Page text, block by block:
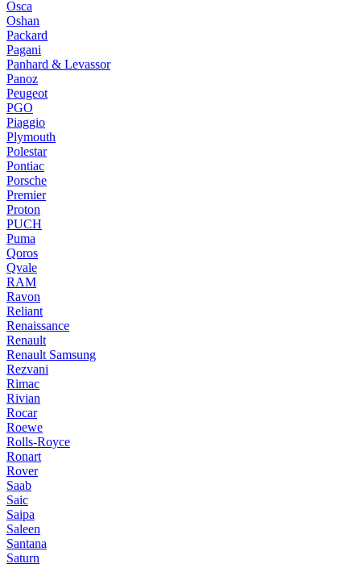
Osca
Oshan
Packard
Pagani
Panhard & Levassor
Panoz
Peugeot
PGO
Piaggio
Plymouth
Polestar
Pontiac
Porsche
Premier
Proton
PUCH
Puma
Qoros
Qvale
RAM
Ravon
Reliant
Renaissance
Renault
Renault Samsung
Rezvani
Rimac
Rivian
Rocar
Roewe
Rolls-Royce
Ronart
Rover
Saab
Saic
Saipa
Saleen
Santana
Saturn